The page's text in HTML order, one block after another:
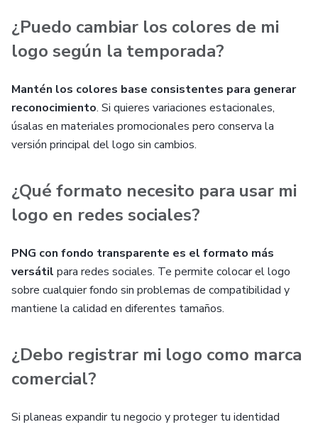
¿Puedo cambiar los colores de mi
logo según la temporada?
Mantén los colores base consistentes para generar
reconocimiento. Si quieres variaciones estacionales,
úsalas en materiales promocionales pero conserva la
versión principal del logo sin cambios.
¿Qué formato necesito para usar mi
logo en redes sociales?
PNG con fondo transparente es el formato más
versátil para redes sociales. Te permite colocar el logo
sobre cualquier fondo sin problemas de compatibilidad y
mantiene la calidad en diferentes tamaños.
¿Debo registrar mi logo como marca
comercial?
Si planeas expandir tu negocio y proteger tu identidad